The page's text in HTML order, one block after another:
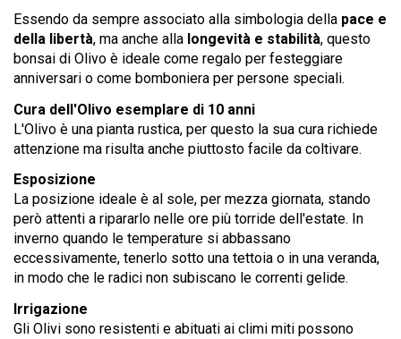
Essendo da sempre associato alla simbologia della pace e
della libertà, ma anche alla longevità e stabilità, questo
bonsai di Olivo è ideale come regalo per festeggiare
anniversari o come bomboniera per persone speciali.
Cura dell'Olivo esemplare di 10 anni
L'Olivo è una pianta rustica, per questo la sua cura richiede
attenzione ma risulta anche piuttosto facile da coltivare.
Esposizione
La posizione ideale è al sole, per mezza giornata, stando
però attenti a ripararlo nelle ore più torride dell'estate. In
inverno quando le temperature si abbassano
eccessivamente, tenerlo sotto una tettoia o in una veranda,
in modo che le radici non subiscano le correnti gelide.
Irrigazione
Gli Olivi sono resistenti e abituati ai climi miti possono